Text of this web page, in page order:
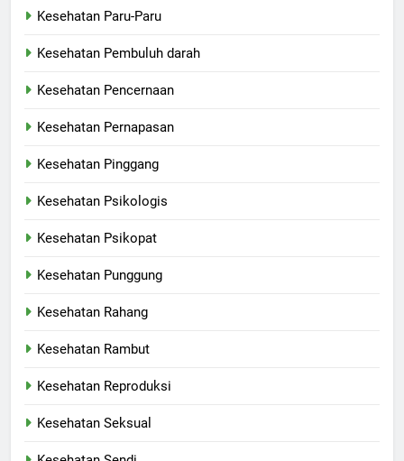
Kesehatan Paru-Paru
Kesehatan Pembuluh darah
Kesehatan Pencernaan
Kesehatan Pernapasan
Kesehatan Pinggang
Kesehatan Psikologis
Kesehatan Psikopat
Kesehatan Punggung
Kesehatan Rahang
Kesehatan Rambut
Kesehatan Reproduksi
Kesehatan Seksual